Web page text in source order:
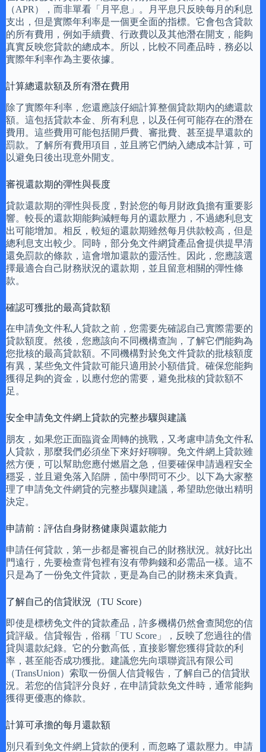
（APR），而非單看「月平息」。月平息只反映每月的利息
支出，但是實際年利率是一個更全面的指標。它會包含貸款
的所有費用，例如手續費、行政費以及其他潛在開支，能夠
真實反映您貸款的總成本。所以，比較不同產品時，務必以
實際年利率作為主要依據。
計算總還款額及所有潛在費用
除了實際年利率，您還應該仔細計算整個貸款期內的總還款
額。這包括貸款本金、所有利息，以及任何可能存在的潛在
費用。這些費用可能包括開戶費、審批費、甚至提早還款的
罰款。了解所有費用項目，並且將它們納入總成本計算，可
以避免日後出現意外開支。
審視還款期的彈性與長度
貸款還款期的彈性與長度，對於您的每月財政負擔有重要影
響。較長的還款期能夠減輕每月的還款壓力，不過總利息支
出可能增加。相反，較短的還款期雖然每月供款較高，但是
總利息支出較少。同時，部分免文件網貸產品會提供提早清
還免罰款的條款，這會增加還款的靈活性。因此，您應該選
擇最適合自己財務狀況的還款期，並且留意相關的彈性條
款。
確認可獲批的最高貸款額
在申請免文件私人貸款之前，您需要先確認自己實際需要的
貸款額度。然後，您應該向不同機構查詢，了解它們能夠為
您批核的最高貸款額。不同機構對於免文件貸款的批核額度
有異，某些免文件貸款可能只適用於小額借貸。確保您能夠
獲得足夠的資金，以應付您的需要，避免批核的貸款額不
足。
安全申請免文件網上貸款的完整步驟與建議
朋友，如果您正面臨資金周轉的挑戰，又考慮申請免文件私
人貸款，那麼我們必須坐下來好好聊聊。免文件網上貸款雖
然方便，可以幫助您應付燃眉之急，但要確保申請過程安全
穩妥，並且避免落入陷阱，箇中學問可不少。以下為大家整
理了申請免文件網貸的完整步驟與建議，希望助您做出精明
決定。
申請前：評估自身財務健康與還款能力
申請任何貸款，第一步都是審視自己的財務狀況。就好比出
門遠行，先要檢查背包裡有沒有帶夠錢和必需品一樣。這不
只是為了一份免文件貸款，更是為自己的財務未來負責。
了解自己的信貸狀況（TU Score）
即使是標榜免文件的貸款產品，許多機構仍然會查閱您的信
貸評級。信貸報告，俗稱「TU Score」，反映了您過往的借
貸與還款紀錄。它的分數高低，直接影響您獲得貸款的利
率，甚至能否成功獲批。建議您先向環聯資訊有限公司
（TransUnion）索取一份個人信貸報告，了解自己的信貸狀
況。若您的信貸評分良好，在申請貸款免文件時，通常能夠
獲得更優惠的條款。
計算可承擔的每月還款額
別只看到免文件網上貸款的便利，而忽略了還款壓力。申請